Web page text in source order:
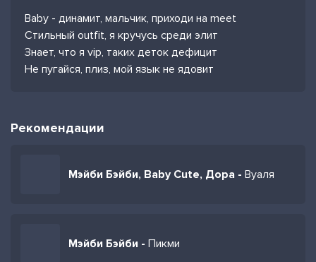
Baby - динамит, мальчик, приходи на meet
Стильный outfit, я кручусь среди элит
Знает, что я vip, таких деток дефицит
Не пугайся, плиз, мой язык не ядовит
Рекомендации
Мэйби Бэйби, Baby Cute, Дора - Вуаля
Мэйби Бэйби - Пикми